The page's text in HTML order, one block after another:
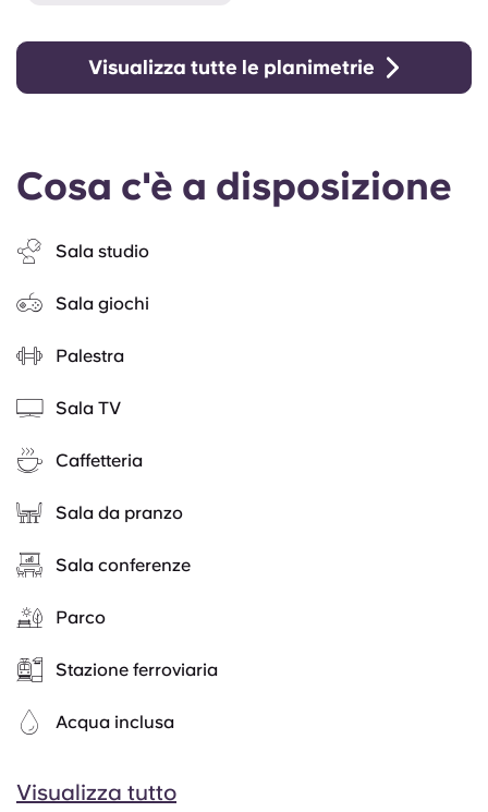
Visualizza tutte le planimetrie
Cosa c'è a disposizione
Sala studio
Sala giochi
Palestra
Sala TV
Caffetteria
Sala da pranzo
Sala conferenze
Parco
Stazione ferroviaria
Acqua inclusa
Visualizza tutto